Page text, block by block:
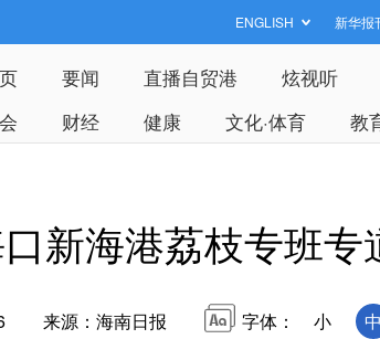
ENGLISH 新华报
要闻 直播自贸港 炫视听
财经 健康 文化·体育 教
新海港荔枝专班专
来源：海南日报 字体： 小 中